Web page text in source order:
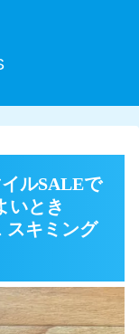
ルSALEで
いとき
スキミング